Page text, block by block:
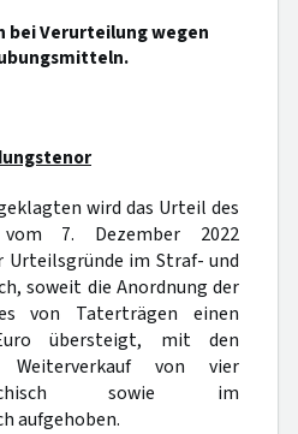
bei Verurteilung wegen
wird das Urteil des
7. Dezember 2022
Urteilsgründe im Straf- und
soweit die Anordnung der
von Taterträgen einen
übersteigt, mit den
Weiterverkauf von vier
sowie im
aufgehoben.